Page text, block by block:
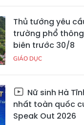
Thủ tướng yêu
trường phổ
biên trước 30/8
GIÁO DỤC
Nữ sinh Hà
nhất toàn quốc
Speak Out 2026